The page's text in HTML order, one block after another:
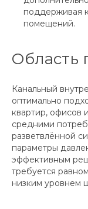
поддерживая
помещений.
Область
Канальный
оптимально
квартир, офисов
средними
разветвлённой
параметры
эффективным
требуется
низким уровнем